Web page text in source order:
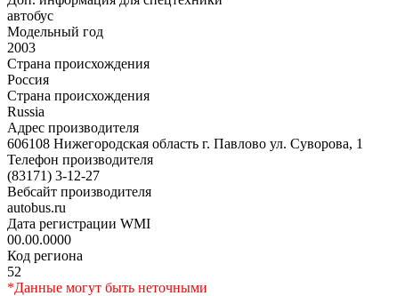
автобус
Модельный год
2003
Страна происхождения
Россия
Страна происхождения
Russia
Адрес производителя
606108 Нижегородская область г. Павлово ул. Суворова, 1
Телефон производителя
(83171) 3-12-27
Вебсайт производителя
autobus.ru
Дата регистрации WMI
00.00.0000
Код региона
52
*Данные могут быть неточными